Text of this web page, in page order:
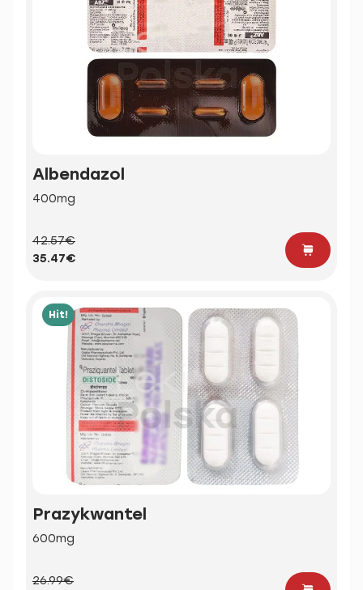
Albendazol
400mg
42.57€
35.47€
Hit!
Prazykwantel
600mg
26.99€